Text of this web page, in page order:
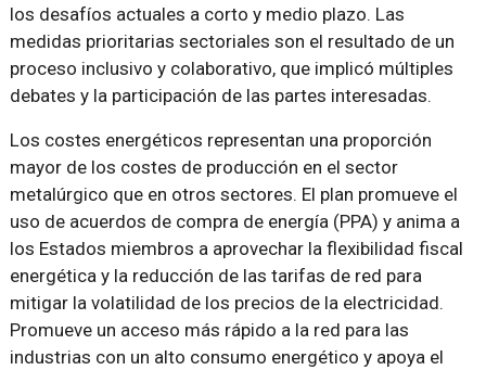
los desafíos actuales a corto y medio plazo. Las
medidas prioritarias sectoriales son el resultado de un
proceso inclusivo y colaborativo, que implicó múltiples
debates y la participación de las partes interesadas.
Los costes energéticos representan una proporción
mayor de los costes de producción en el sector
metalúrgico que en otros sectores. El plan promueve el
uso de acuerdos de compra de energía (PPA) y anima a
los Estados miembros a aprovechar la flexibilidad fiscal
energética y la reducción de las tarifas de red para
mitigar la volatilidad de los precios de la electricidad.
Promueve un acceso más rápido a la red para las
industrias con un alto consumo energético y apoya el